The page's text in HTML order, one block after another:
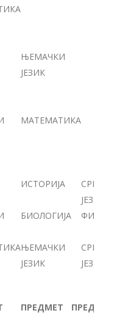
ЊЕМАЧКИ
ЈЕЗИК
МАТЕМАТИКА
ИСТОРИЈА
СРПСКИ
ЈЕЗИК
БИОЛОГИЈА ФИЗИКА
ЊЕМАЧКИ
ЈЕЗИК
СРПСКИ
ЈЕЗИК
ПРЕДМЕТ
ПРЕДМЕТ